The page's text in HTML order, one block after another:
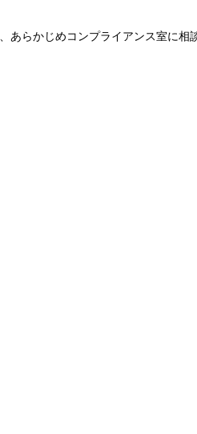
らかじめコンプライアンス室に相